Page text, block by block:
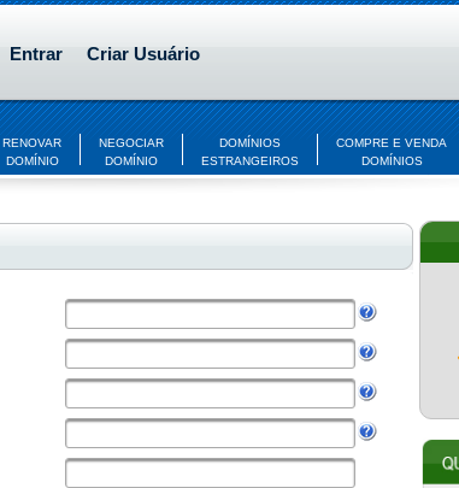
Entrar Criar Usuário
RENOVAR
DOMÍNIO
NEGOCIAR
DOMÍNIO
DOMÍNIOS
ESTRANGEIROS
COMPRE E VENDA
DOMÍNIOS